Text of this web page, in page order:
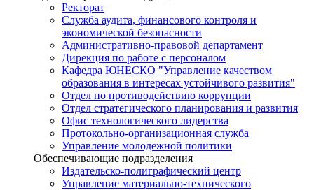
Ректорат
Служба аудита, финансового контроля и
экономической безопасности
Административно-правовой департамент
Дирекция по работе с персоналом
Кафедра ЮНЕСКО "Управление качеством
образования в интересах устойчивого развития"
Отдел по противодействию коррупции
Отдел стратегического планирования и развития
Офис технологического лидерства
Протокольно-организационная служба
Управление молодежной политики
Обеспечивающие подразделения
Издательско-полиграфический центр
Управление материально-технического